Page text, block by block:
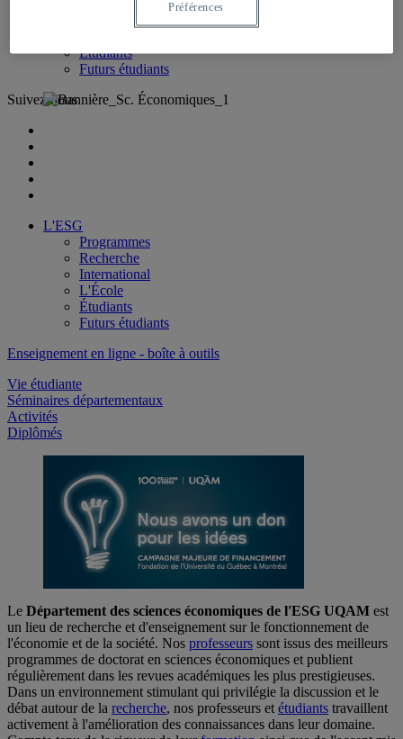
International
Étudiants
Futurs étudiants
Suivez-nous
L'ESG
Programmes
Recherche
International
L'École
Étudiants
Futurs étudiants
Enseignement en ligne - boîte à outils
Vie étudiante
Séminaires départementaux
Activités
Diplômés
Le Département des sciences économiques de l'ESG UQAM est
un lieu de recherche et d'enseignement sur le fonctionnement de
l'économie et de la société. Nos professeurs sont issus des meilleurs
programmes de doctorat en sciences économiques et publient
régulièrement dans les revues académiques les plus prestigieuses.
Dans un environnement stimulant qui privilégie la discussion et le
débat autour de la recherche, nos professeurs et étudiants travaillent
activement à l'amélioration des connaissances dans leur domaine.
Préférences